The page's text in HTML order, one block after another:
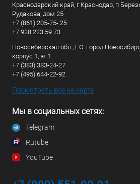
Краснодарский край, г Краснодар, п
Рудакова, дом 25
+7 (861) 205-75- 25
+7 928 223 59 73
Новосибирская обл., Г.О. Город
корпус 1, эт.1.
+7 (383) 383-24-27
+7 (495) 644-22-92
Посмотреть все на карте
Мы в социальных сетях:
Telegram
Rutube
YouTube